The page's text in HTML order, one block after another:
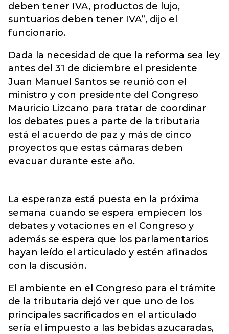
deben tener IVA, productos de lujo,
suntuarios deben tener IVA”, dijo el
funcionario.
Dada la necesidad de que la reforma sea ley
antes del 31 de diciembre el presidente
Juan Manuel Santos se reunió con el
ministro y con presidente del Congreso
Mauricio Lizcano para tratar de coordinar
los debates pues a parte de la tributaria
está el acuerdo de paz y más de cinco
proyectos que estas cámaras deben
evacuar durante este año.
La esperanza está puesta en la próxima
semana cuando se espera empiecen los
debates y votaciones en el Congreso y
además se espera que los parlamentarios
hayan leído el articulado y estén afinados
con la discusión.
El ambiente en el Congreso para el trámite
de la tributaria dejó ver que uno de los
principales sacrificados en el articulado
sería el impuesto a las bebidas azucaradas,